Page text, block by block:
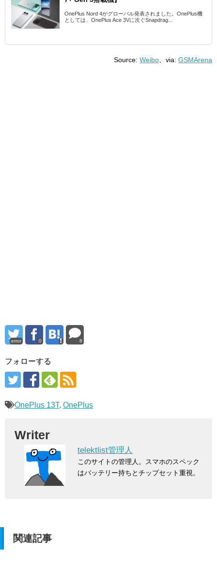
OnePlus Nord 4がグローバル発表されました。OnePlus機
としては、OnePlus Ace 3Vに次ぐSnapdrag...
Source: Weibo 、via: GSMArena
error 0 8
フォローする
OnePlus 13T, OnePlus
Writer
telektlist管理人
このサイトの管理人。スマホのスペック
はバッテリー持ちとチップセット重視。
関連記事